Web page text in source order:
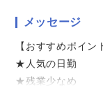
メッセージ
【おすすめポイン
★人気の日勤
★残業少なめ